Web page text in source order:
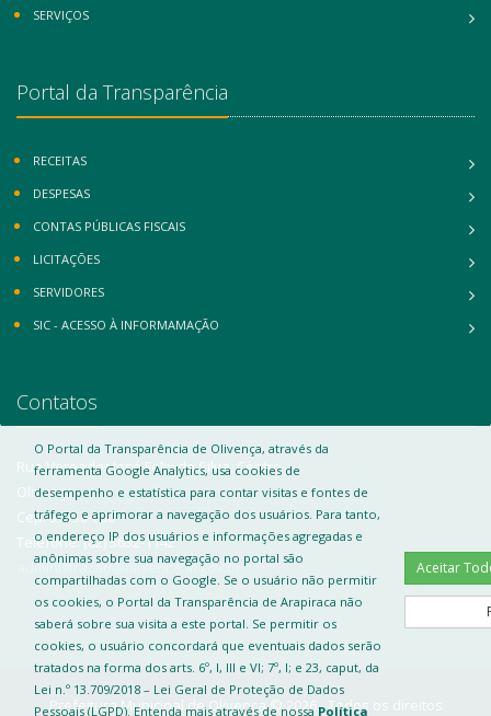
SERVIÇOS
Portal da Transparência
RECEITAS
DESPESAS
CONTAS PÚBLICAS FISCAIS
LICITAÇÕES
SERVIDORES
SIC - ACESSO À INFORMAMAÇÃO
Contatos
Rua Vereador José Felix da Silva, Centro
Olivença
Cep: 57550-000
Telefone: (82) 3632-1142
administracao@olivenca.al.gov.br
Prefeitura Municipal de Olivença © 2026 - Todos os direitos
O Portal da Transparência de Olivença, através da
ferramenta Google Analytics, usa cookies de
desempenho e estatística para contar visitas e fontes de
tráfego e aprimorar a navegação dos usuários. Para tanto,
o endereço IP dos usuários e informações agregadas e
anônimas sobre sua navegação no portal são
compartilhadas com o Google. Se o usuário não permitir
os cookies, o Portal da Transparência de Arapiraca não
saberá sobre sua visita a este portal. Se permitir os
cookies, o usuário concordará que eventuais dados serão
tratados na forma dos arts. 6º, I, III e VI; 7º, I; e 23, caput, da
Lei n.º 13.709/2018 – Lei Geral de Proteção de Dados
Pessoais (LGPD). Entenda mais através de nossa Política
Aceitar